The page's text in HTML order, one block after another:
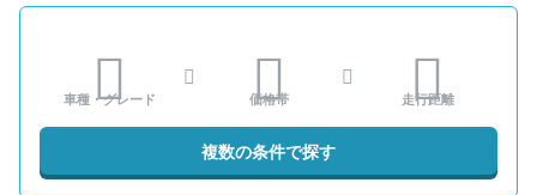
車種・グレード 価格帯 走行距離
複数の条件で探す